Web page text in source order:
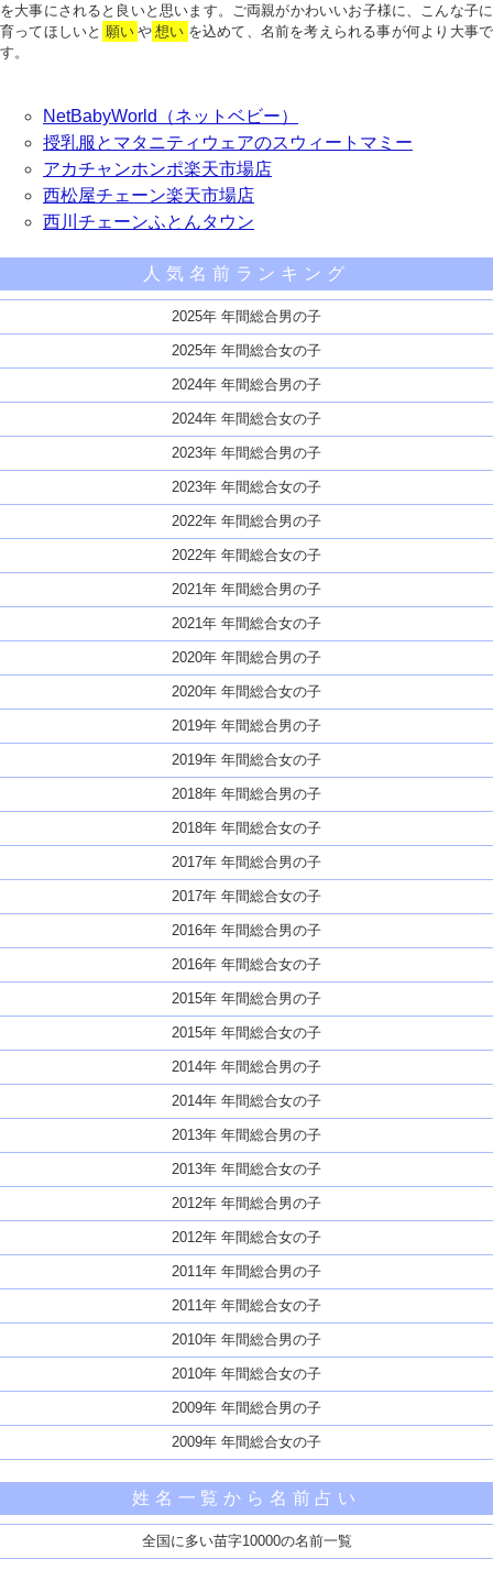
を大事にされると良いと思います。ご両親がかわいいお子様に、こんな子に
育ってほしいと 願い や 想い を込めて、名前を考えられる事が何より大事で
す。
NetBabyWorld（ネットベビー）
授乳服とマタニティウェアのスウィートマミー
アカチャンホンポ楽天市場店
西松屋チェーン楽天市場店
西川チェーンふとんタウン
人気名前ランキング
2025年 年間総合男の子
2025年 年間総合女の子
2024年 年間総合男の子
2024年 年間総合女の子
2023年 年間総合男の子
2023年 年間総合女の子
2022年 年間総合男の子
2022年 年間総合女の子
2021年 年間総合男の子
2021年 年間総合女の子
2020年 年間総合男の子
2020年 年間総合女の子
2019年 年間総合男の子
2019年 年間総合女の子
2018年 年間総合男の子
2018年 年間総合女の子
2017年 年間総合男の子
2017年 年間総合女の子
2016年 年間総合男の子
2016年 年間総合女の子
2015年 年間総合男の子
2015年 年間総合女の子
2014年 年間総合男の子
2014年 年間総合女の子
2013年 年間総合男の子
2013年 年間総合女の子
2012年 年間総合男の子
2012年 年間総合女の子
2011年 年間総合男の子
2011年 年間総合女の子
2010年 年間総合男の子
2010年 年間総合女の子
2009年 年間総合男の子
2009年 年間総合女の子
姓名一覧から名前占い
全国に多い苗字10000の名前一覧